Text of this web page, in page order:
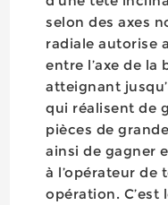
selon des axes
radiale autorise
entre l’axe de la
atteignant
qui réalisent de
pièces de
ainsi de gagner
à l’opérateur de
opération. C’est